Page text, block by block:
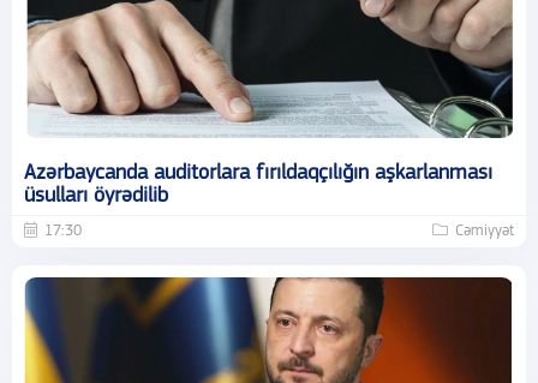
Azərbaycanda auditorlara fırıldaqçılığın aşkarlanması
üsulları öyrədilib
17:30 Cəmiyyət